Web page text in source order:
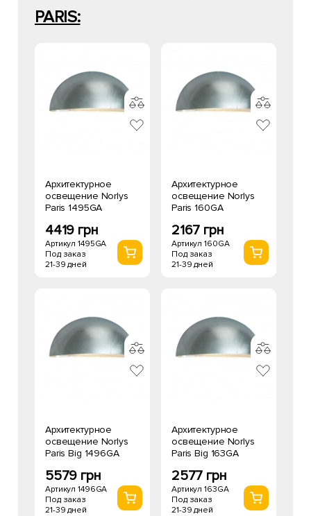
PARIS:
Архитектурное
освещение Norlys
Paris 1495GA
4419 грн
Артикул 1495GA
Под заказ
21-39 дней
Архитектурное
освещение Norlys
Paris 160GA
2167 грн
Артикул 160GA
Под заказ
21-39 дней
Архитектурное
освещение Norlys
Paris Big 1496GA
5579 грн
Артикул 1496GA
Под заказ
21-39 дней
Архитектурное
освещение Norlys
Paris Big 163GA
2577 грн
Артикул 163GA
Под заказ
21-39 дней